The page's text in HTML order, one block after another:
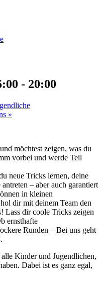
- 20:00
»
möchtest zeigen, was du
vorbei und werde Teil
neue Tricks lernen, deine
– aber auch garantiert
in kleinen
dir mit deinem Team den
Lass dir coole Tricks zeigen
ernsthafte
Runden – Bei uns geht
Kinder und Jugendlichen,
Dabei ist es ganz egal,